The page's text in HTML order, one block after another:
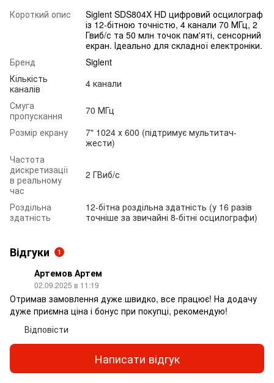
Короткий опис
Siglent SDS804X HD цифровий осцилограф
із 12-бітною точністю, 4 канали 70 МГц, 2
Гвиб/с та 50 млн точок пам'яті, сенсорний
екран. Ідеально для складної електроніки.
Бренд
Siglent
Кількість
каналів
4 канали
Смуга
пропускання
70 МГц
Розмір екрану
7" 1024 х 600 (підтримує мультитач-
жести)
Частота
дискретизації
в реальному
час
2 ГВиб/с
Роздільна
здатність
12-бітна роздільна здатність (у 16 разів
точніше за звичайні 8-бітні осцилографи)
Відгуки 1
Артемов Артем
02.09.2025 в 11:19
Отримав замовлення дуже швидко, все працює! На додачу
дуже приємна ціна і бонус при покупці, рекомендую!
Відповісти
Написати відгук